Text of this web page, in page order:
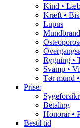
Kind •
Kræft •
Lupus
Mundbrand
Rygning •
Svamp •
Tør mund
Priser
Betaling
Honorar •
Bestil tid